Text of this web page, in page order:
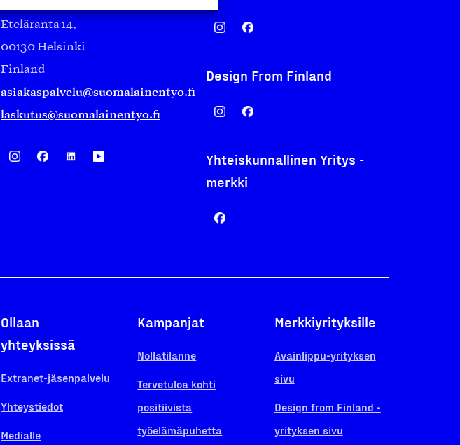
Eteläranta 14,
00130 Helsinki
Finland
asiakaspalvelu@suomalainentyo.fi
laskutus@suomalainentyo.fi
Design From Finland
Yhteiskunnallinen Yritys -
merkki
Ollaan
yhteyksissä
Extranet-jäsenpalvelu
Yhteystiedot
Medialle
Kampanjat
Nollatilanne
Tervetuloa kohti
positiivista
työelämäpuhetta
Merkkiyrityksille
Avainlippu-yrityksen
sivu
Design from Finland -
yrityksen sivu